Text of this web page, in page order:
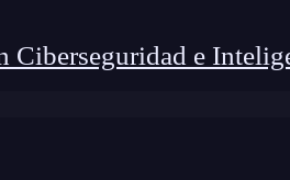
Ciberseguridad e